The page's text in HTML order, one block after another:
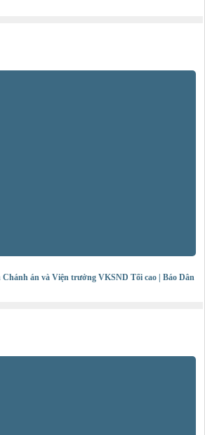
Chánh án và Viện trưởng VKSND Tối cao | Báo Dân